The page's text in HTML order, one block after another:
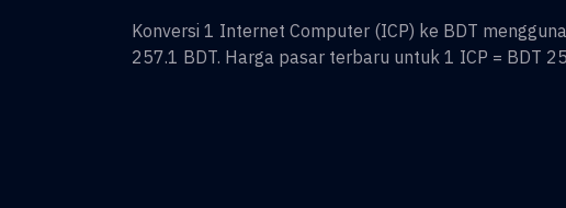
Konversi 1 Internet Computer (ICP) ke BDT
257.1 BDT. Harga pasar terbaru untuk 1 ICP = BDT